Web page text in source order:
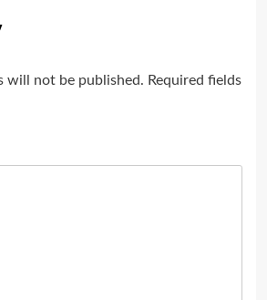
will not be published. Required fields